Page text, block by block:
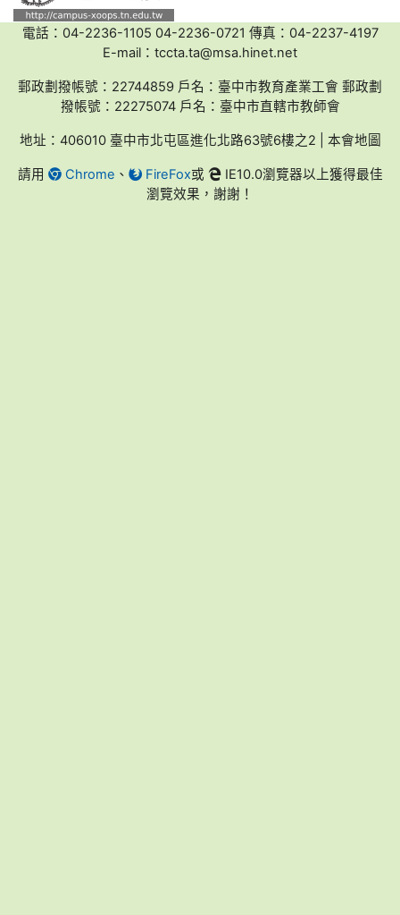
電話：04-2236-1105 04-2236-0721 傳真：04-2237-4197
E-mail：tccta.ta@msa.hinet.net
郵政劃撥帳號：22744859 戶名：臺中市教育產業工會 郵政劃
撥帳號：22275074 戶名：臺中市直轄市教師會
地址：406010 臺中市北屯區進化北路63號6樓之2 | 本會地圖
請用 Chrome 、 FireFox或
IE10.0瀏覽器以上獲得最佳
瀏覽效果，謝謝！